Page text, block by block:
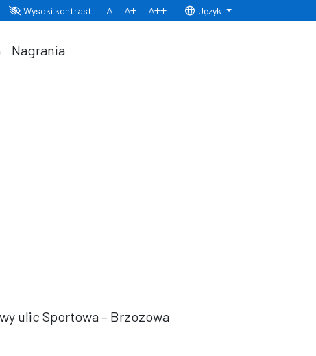
Wysoki kontrast
Normalny rozmiar czcionki
Rozmiar czcionki 150% Rozmiar czcionki 200%
Język
Nagrania
ulic Sportowa – Brzozowa